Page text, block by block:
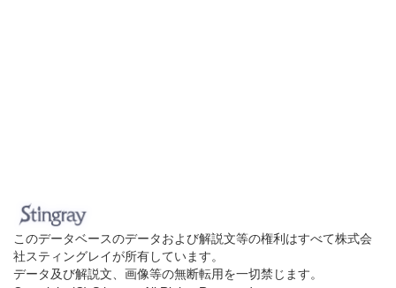
このデータベースのデータおよび解説文等の権利はすべて株式会
社スティングレイが所有しています。
データ及び解説文、画像等の無断転用を一切禁じます。